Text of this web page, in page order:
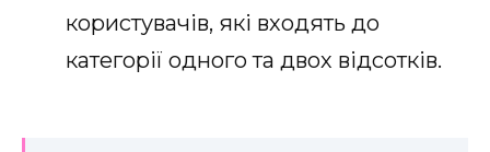
користувачів, які входять до
категорії одного та двох відсотків.